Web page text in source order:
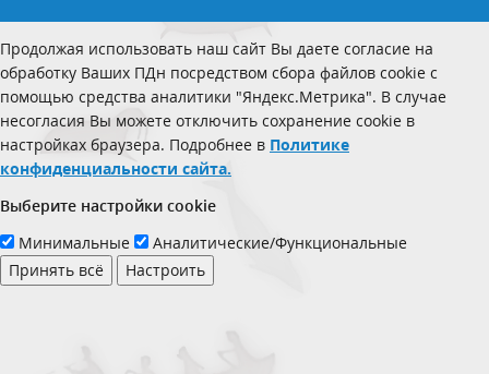
Продолжая использовать наш сайт Вы даете согласие на
обработку Ваших ПДн посредством сбора файлов cookie с
помощью средства аналитики "Яндекс.Метрика". В случае
несогласия Вы можете отключить сохранение cookie в
настройках браузера. Подробнее в Политике
конфиденциальности сайта.
Выберите настройки cookie
Минимальные
Аналитические/Функциональные
Принять всё
Настроить